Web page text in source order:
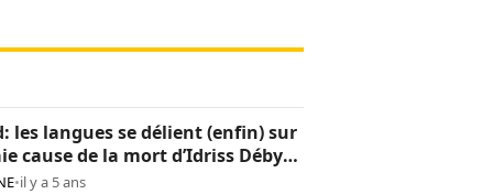
les langues se délient (enfin) sur
cause de la mort d’Idriss Déby
•il y a 5 ans